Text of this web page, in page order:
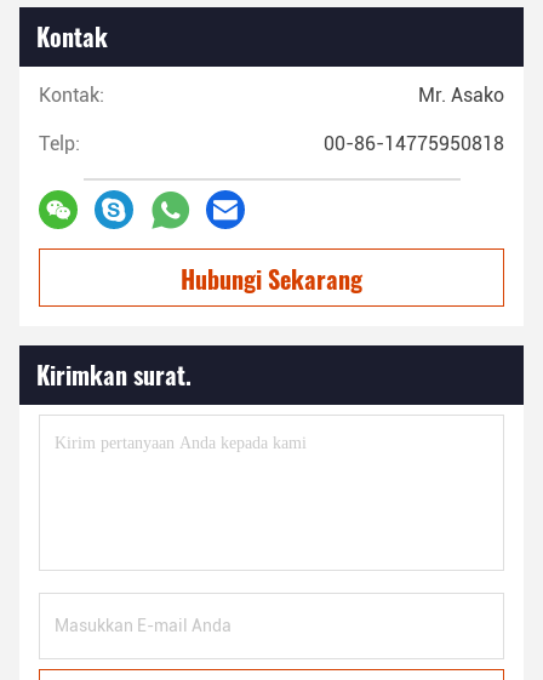
Kontak
Kontak: Mr. Asako
Telp: 00-86-14775950818
Hubungi Sekarang
Kirimkan surat.